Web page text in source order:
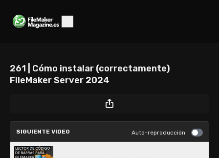
261 | Cómo instalar (correctamente)
FileMaker Server 2024
SIGUIENTE VIDEO Auto-reproducción